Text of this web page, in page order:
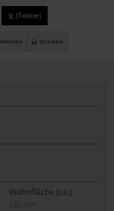
(Twitter)
merken drucken
Wohnfläche (ca.)
180 m²